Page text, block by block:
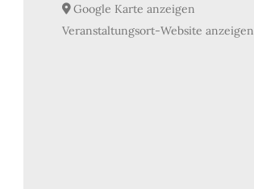
Google Karte anzeigen
Veranstaltungsort-Website anzeigen